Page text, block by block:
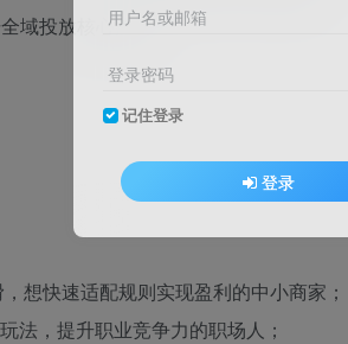
域投放核心痛点
想快速适配规则实现盈利的中小商家；
法，提升职业竞争力的职场人；
用户名或邮箱
登录密码
记住登录
登录